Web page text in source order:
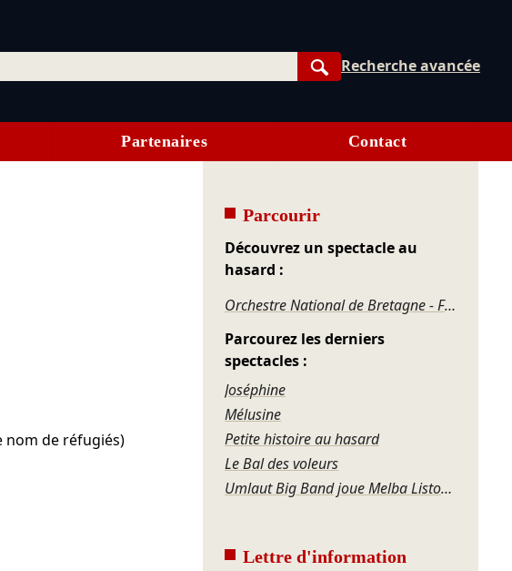
Rechercher
Recherche avancée
Partenaires Contact
nom de réfugiés)
Parcourir
Découvrez un spectacle au
hasard :
Orchestre National de Bretagne - Fondations
Parcourez les derniers
spectacles :
Joséphine
Mélusine
Petite histoire au hasard
Le Bal des voleurs
Umlaut Big Band joue Melba Liston – Grandma’s Dance
Lettre d'information